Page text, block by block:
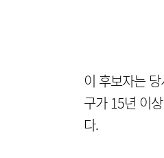
이 후보자는
구가 15년 이
다.